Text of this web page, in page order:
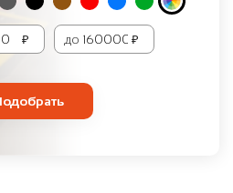
₽ до ₽